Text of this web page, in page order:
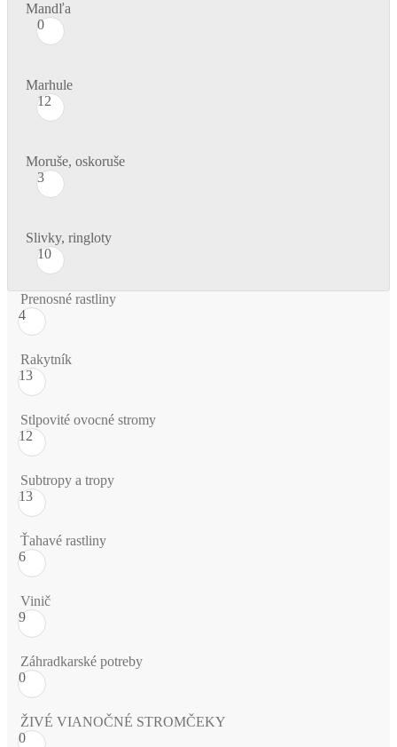
Mandľa
0
Marhule
12
Moruše, oskoruše
3
Slivky, ringloty
10
Prenosné rastliny
4
Rakytník
13
Stlpovité ovocné stromy
12
Subtropy a tropy
13
Ťahavé rastliny
6
Vinič
9
Záhradkarské potreby
0
ŽIVÉ VIANOČNÉ STROMČEKY
0